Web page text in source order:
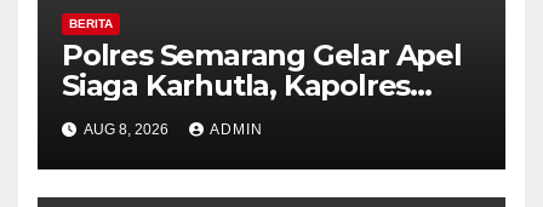
BERITA
Polres Semarang Gelar Apel
Siaga Karhutla, Kapolres
Tekankan Sinergi dan
Kesiapsiagaan Hadapi Musim
Kemarau.
AUG 8, 2026 ADMIN